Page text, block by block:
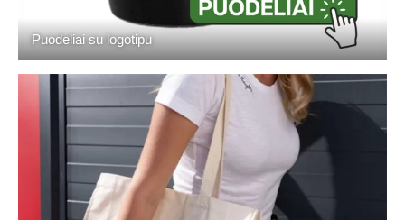
Puodeliai su logotipu